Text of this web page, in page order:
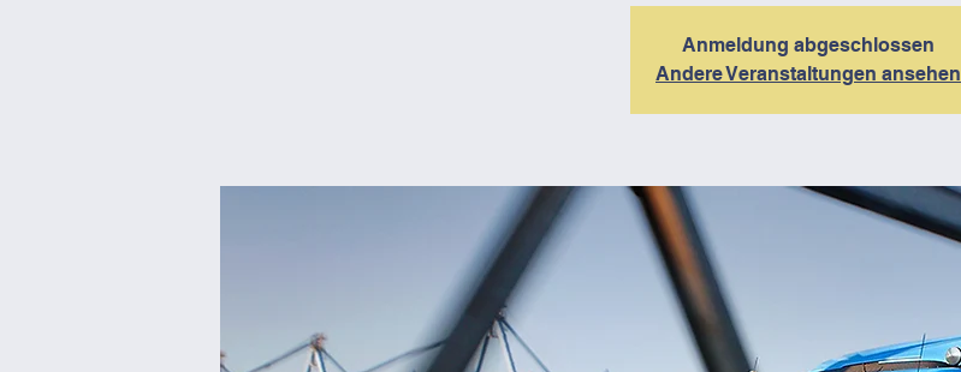
Anmeldung abgeschlossen
Andere Veranstaltungen ansehen